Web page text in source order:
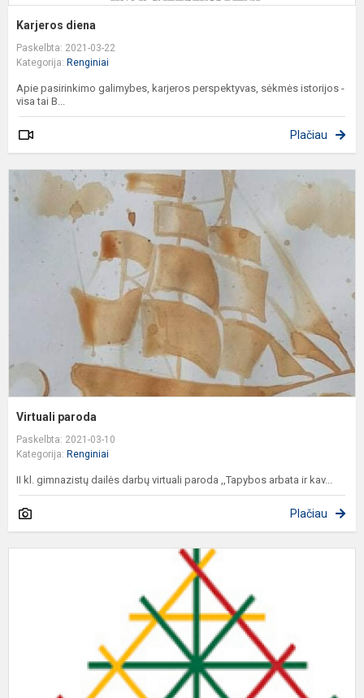
Karjeros diena
Paskelbta: 2021-03-22
Kategorija: Renginiai
Apie pasirinkimo galimybes, karjeros perspektyvas, sėkmės istorijos -
visa tai B...
Plačiau
Virtuali paroda
Paskelbta: 2021-03-10
Kategorija: Renginiai
II kl. gimnazistų dailės darbų virtuali paroda ,,Tapybos arbata ir kav...
Plačiau